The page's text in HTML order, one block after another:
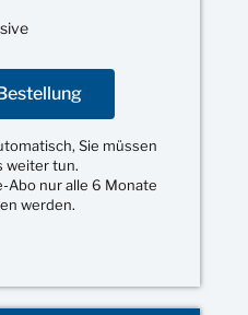
Sie müssen
weiter tun.
Abo nur alle 6 Monate
werden.